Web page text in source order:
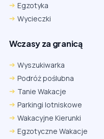
Egzotyka
Wycieczki
Wczasy za granicą
Wyszukiwarka
Podróż poślubna
Tanie Wakacje
Parkingi lotniskowe
Wakacyjne Kierunki
Egzotyczne Wakacje